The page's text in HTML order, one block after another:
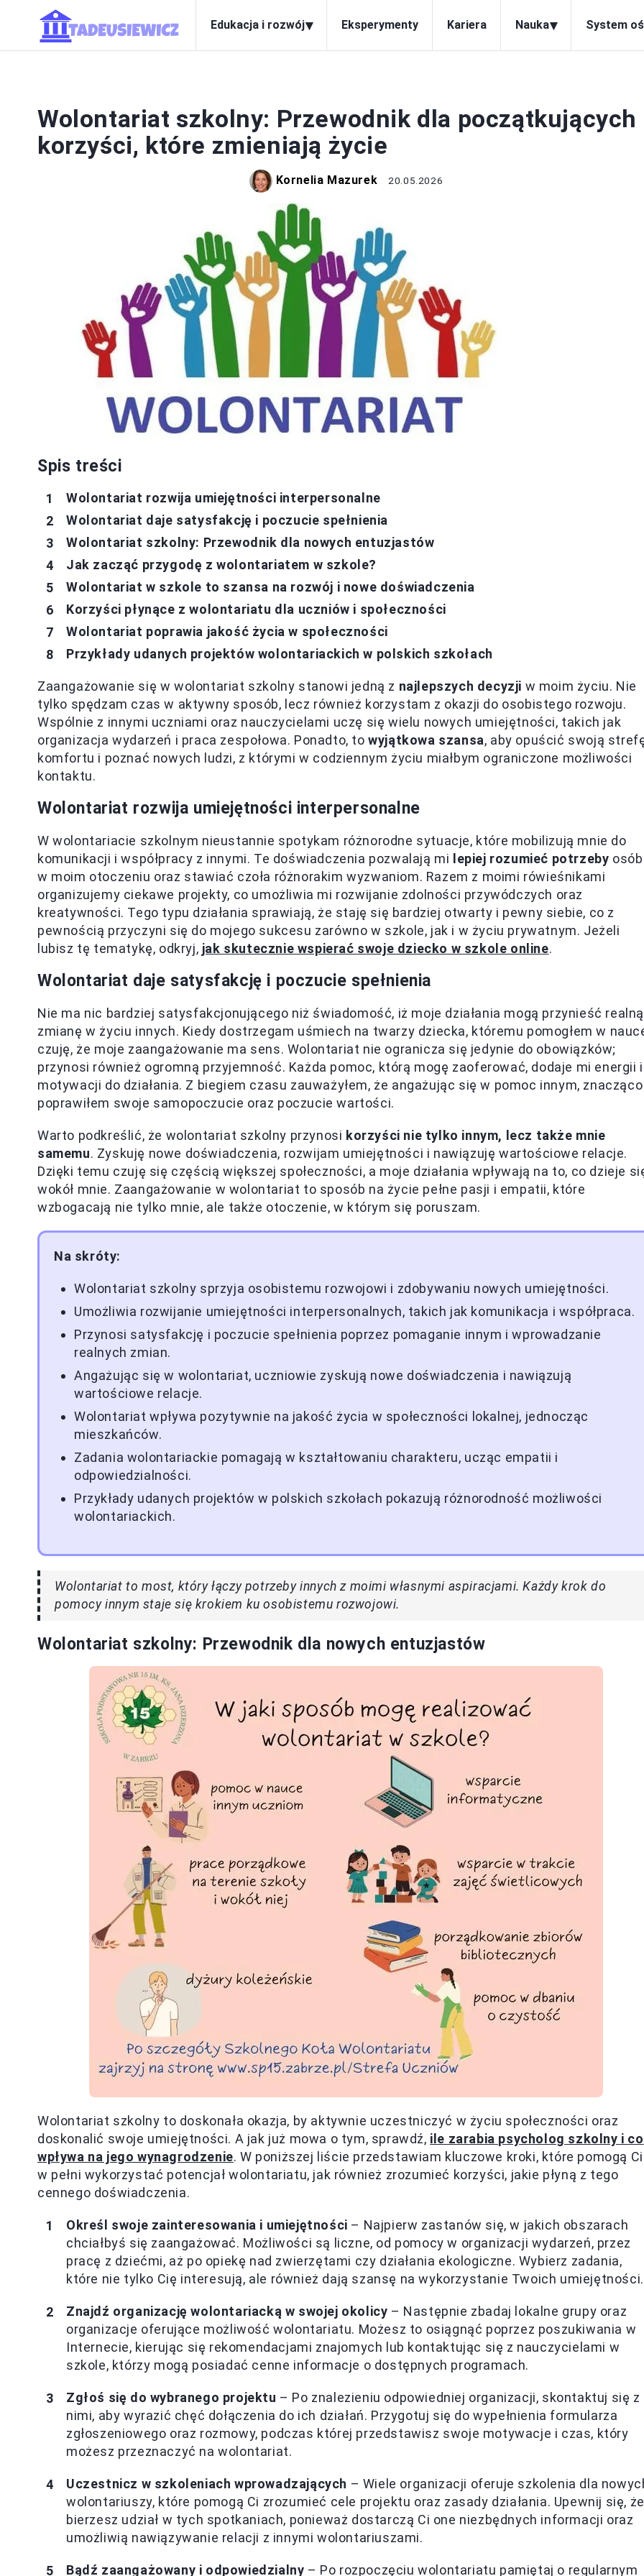
Edukacja i rozwój▾ Eksperymenty Kariera Nauka▾ System
Wolontariat szkolny: Przewodnik dla początkujących
korzyści, które zmieniają życie
Kornelia Mazurek 20.05.2026
Spis treści
Wolontariat rozwija umiejętności interpersonalne
Wolontariat daje satysfakcję i poczucie spełnienia
Wolontariat szkolny: Przewodnik dla nowych entuzjastów
Jak zacząć przygodę z wolontariatem w szkole?
Wolontariat w szkole to szansa na rozwój i nowe doświadczenia
Korzyści płynące z wolontariatu dla uczniów i społeczności
Wolontariat poprawia jakość życia w społeczności
Przykłady udanych projektów wolontariackich w polskich szkołach
Zaangażowanie się w wolontariat szkolny stanowi jedną z najlepszych decyzji w moim życiu. Nie
tylko spędzam czas w aktywny sposób, lecz również korzystam z okazji do osobistego rozwoju.
Wspólnie z innymi uczniami oraz nauczycielami uczę się wielu nowych umiejętności, takich jak
organizacja wydarzeń i praca zespołowa. Ponadto, towyjątkowa szansa, aby opuścić swoją
komfortu i poznać nowych ludzi, z którymi w codziennym życiu miałbym ograniczone możliwości
kontaktu.
Wolontariat rozwija umiejętności interpersonalne
W wolontariacie szkolnym nieustannie spotykam różnorodne sytuacje, które mobilizują mnie do
komunikacji i współpracy z innymi. Te doświadczenia pozwalają mi
lepiej rozumieć potrzeby osób
w moim otoczeniu oraz stawiać czoła różnorakim wyzwaniom. Razem z moimi rówieśnikami
organizujemy ciekawe projekty, co umożliwia mi rozwijanie zdolności przywódczych oraz
kreatywności. Tego typu działania sprawiają, że staję się bardziej otwarty i pewny siebie, co z
pewnością przyczyni się do mojego sukcesu zarówno w szkole, jak i w życiu prywatnym. Jeżeli
lubisz tę tematykę, odkryj, jak skutecznie wspierać swoje dziecko w szkole online.
Wolontariat daje satysfakcję i poczucie spełnienia
Nie ma nic bardziej satysfakcjonującego niż świadomość, iż moje działania mogą przynieść realną
zmianę w życiu innych. Kiedy dostrzegam uśmiech na twarzy dziecka, któremu pomogłem w
czuję, że moje zaangażowanie ma sens. Wolontariat nie ogranicza się jedynie do obowiązków;
przynosi również ogromną przyjemność. Każda pomoc, którą mogę zaoferować, dodaje mi energii i
motywacji do działania. Z biegiem czasu zauważyłem, że angażując się w pomoc innym, znacząco
poprawiłem swoje samopoczucie oraz poczucie wartości.
Warto podkreślić, że wolontariat szkolny przynosi korzyści nie tylko innym, lecz także mnie
samemu. Zyskuję nowe doświadczenia, rozwijam umiejętności i nawiązuję wartościowe relacje.
Dzięki temu czuję się częścią większej społeczności, a moje działania wpływają na to, co dzieje
wokół mnie. Zaangażowanie w wolontariat to sposób na życie pełne pasji i empatii, które
wzbogacają nie tylko mnie, ale także otoczenie, w którym się poruszam.
Na skróty:
Wolontariat szkolny sprzyja osobistemu rozwojowi i zdobywaniu nowych umiejętności.
Umożliwia rozwijanie umiejętności interpersonalnych, takich jak komunikacja i współpraca.
Przynosi satysfakcję i poczucie spełnienia poprzez pomaganie innym i wprowadzanie
realnych zmian.
Angażując się w wolontariat, uczniowie zyskują nowe doświadczenia i nawiązują
wartościowe relacje.
Wolontariat wpływa pozytywnie na jakość życia w społeczności lokalnej, jednocząc
mieszkańców.
Zadania wolontariackie pomagają w kształtowaniu charakteru, ucząc empatii i
odpowiedzialności.
Przykłady udanych projektów w polskich szkołach pokazują różnorodność możliwości
wolontariackich.
Wolontariat to most, który łączy potrzeby innych z moimi własnymi aspiracjami. Każdy krok do
pomocy innym staje się krokiem ku osobistemu rozwojowi.
Wolontariat szkolny: Przewodnik dla nowych entuzjastów
Wolontariat szkolny to doskonała okazja, by aktywnie uczestniczyć w życiu społeczności oraz
doskonalić swoje umiejętności. A jak już mowa o tym, sprawdź, ile zarabia psycholog szkolny i co
wpływa na jego wynagrodzenie. W poniższej liście przedstawiam kluczowe kroki, które pomogą Ci
w pełni wykorzystać potencjał wolontariatu, jak również zrozumieć korzyści, jakie płyną z tego
cennego doświadczenia.
Określ swoje zainteresowania i umiejętności – Najpierw zastanów się, w jakich obszarach
chciałbyś się zaangażować. Możliwości są liczne, od pomocy w organizacji wydarzeń, przez
pracę z dziećmi, aż po opiekę nad zwierzętami czy działania ekologiczne. Wybierz zadania,
które nie tylko Cię interesują, ale również dają szansę na wykorzystanie Twoich umiejętności.
Znajdź organizację wolontariacką w swojej okolicy – Następnie zbadaj lokalne grupy oraz
organizacje oferujące możliwość wolontariatu. Możesz to osiągnąć poprzez poszukiwania w
Internecie, kierując się rekomendacjami znajomych lub kontaktując się z nauczycielami w
szkole, którzy mogą posiadać cenne informacje o dostępnych programach.
Zgłoś się do wybranego projektu – Po znalezieniu odpowiedniej organizacji, skontaktuj się z
nimi, aby wyrazić chęć dołączenia do ich działań. Przygotuj się do wypełnienia formularza
zgłoszeniowego oraz rozmowy, podczas której przedstawisz swoje motywacje i czas, który
możesz przeznaczyć na wolontariat.
Uczestnicz w szkoleniach wprowadzających – Wiele organizacji oferuje szkolenia dla
wolontariuszy, które pomogą Ci zrozumieć cele projektu oraz zasady działania. Upewnij się, że
bierzesz udział w tych spotkaniach, ponieważ dostarczą Ci one niezbędnych informacji oraz
umożliwią nawiązywanie relacji z innymi wolontariuszami.
Bądź zaangażowany i odpowiedzialny – Po rozpoczęciu wolontariatu pamiętaj o regularnym